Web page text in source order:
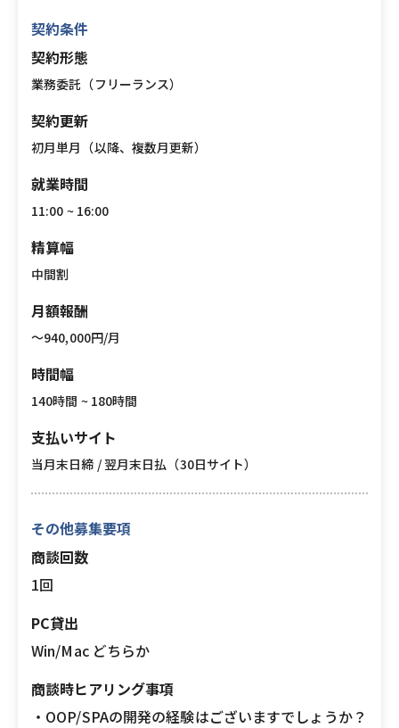
契約条件
契約形態
業務委託（フリーランス）
契約更新
初月単月（以降、複数月更新）
就業時間
11:00 ~ 16:00
精算幅
中間割
月額報酬
〜940,000円/月
時間幅
140時間 ~ 180時間
支払いサイト
当月末日締 / 翌月末日払（30日サイト）
その他募集要項
商談回数
1回
PC貸出
Win/Mac どちらか
商談時ヒアリング事項
・OOP/SPAの開発の経験はございますでしょうか？